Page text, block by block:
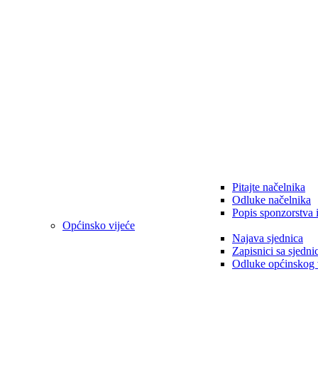
Pitajte načelnika
Odluke načelnika
Popis sponzorstva
Općinsko vijeće
Najava sjednica
Zapisnici sa
Odluke općinskog